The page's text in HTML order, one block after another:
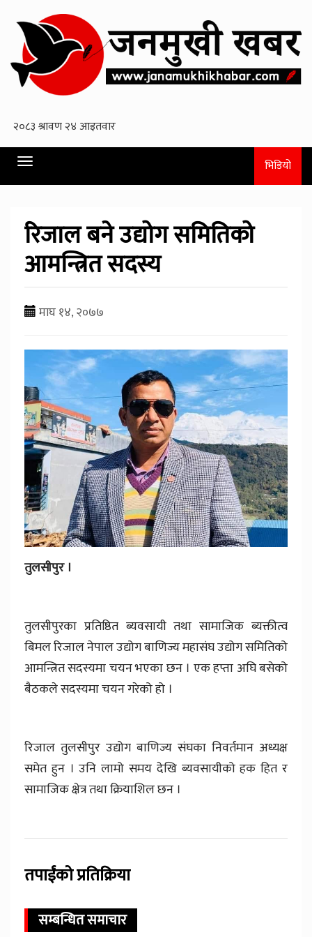
Toggle
navigation
भिडियो
रिजाल बने उद्योग समितिको
आमन्त्रित सदस्य
माघ १४, २०७७
तुलसीपुर ।
तुलसीपुरका प्रतिष्ठित ब्यवसायी तथा सामाजिक ब्यक्तीत्व
बिमल रिजाल नेपाल उद्योग बाणिज्य महासंघ उद्योग समितिको
आमन्त्रित सदस्यमा चयन भएका छन । एक हप्ता अघि बसेको
बैठकले सदस्यमा चयन गरेको हो ।
रिजाल तुलसीपुर उद्योग बाणिज्य संघका निवर्तमान अध्यक्ष
समेत हुन । उनि लामो समय देखि ब्यवसायीको हक हित र
सामाजिक क्षेत्र तथा क्रियाशिल छन ।
तपाईंको प्रतिक्रिया
सम्बन्धित समाचार